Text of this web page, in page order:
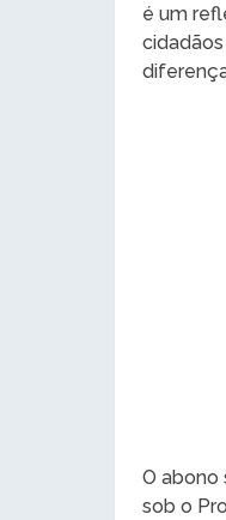
é um
O abono
sob o